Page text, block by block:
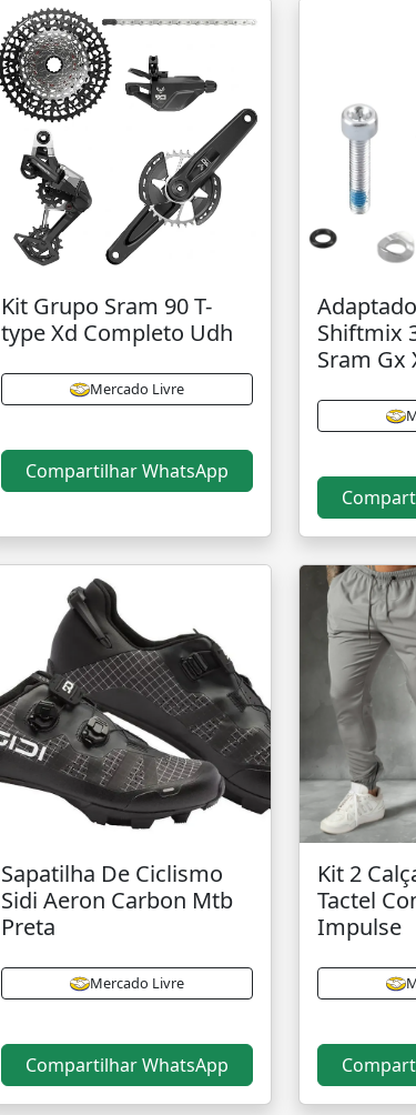
Kit Grupo Sram 90 T-
type Xd Completo Udh
Mercado Livre
Compartilhar WhatsApp
Shiftmix
Sram Gx
Sapatilha De Ciclismo
Sidi Aeron Carbon Mtb
Preta
Mercado Livre
Compartilhar WhatsApp
Kit 2
Tactel
Impulse